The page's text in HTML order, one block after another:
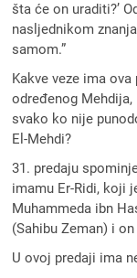
šta će on uraditi?’
nasljednikom
samom.”
Kakve veze ima
određenog
svako ko nije
El-Mehdi?
31. predaju
imamu Er-Ridi, koji
Muhammeda ibn
(Sahibu Zeman) i on
U ovoj predaji ima